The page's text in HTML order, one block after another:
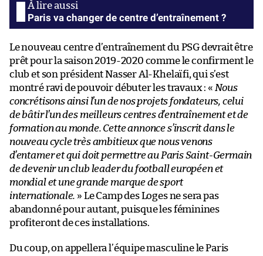
Paris va changer de centre d’entraînement ?
Le nouveau centre d’entraînement du PSG devrait être
prêt pour la saison 2019-2020 comme le confirment le
club et son président Nasser Al-Khelaïfi, qui s’est
montré ravi de pouvoir débuter les travaux : « Nous
concrétisons ainsi l’un de nos projets fondateurs, celui
de bâtir l’un des meilleurs centres d’entraînement et de
formation au monde. Cette annonce s’inscrit dans le
nouveau cycle très ambitieux que nous venons
d’entamer et qui doit permettre au Paris Saint-Germain
de devenir un club leader du football européen et
mondial et une grande marque de sport
internationale. » Le Camp des Loges ne sera pas
abandonné pour autant, puisque les féminines
profiteront de ces installations.
Du coup, on appellera l’équipe masculine le Paris